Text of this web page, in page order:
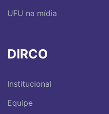
UFU na mídia
DIRCO
Institucional
Equipe